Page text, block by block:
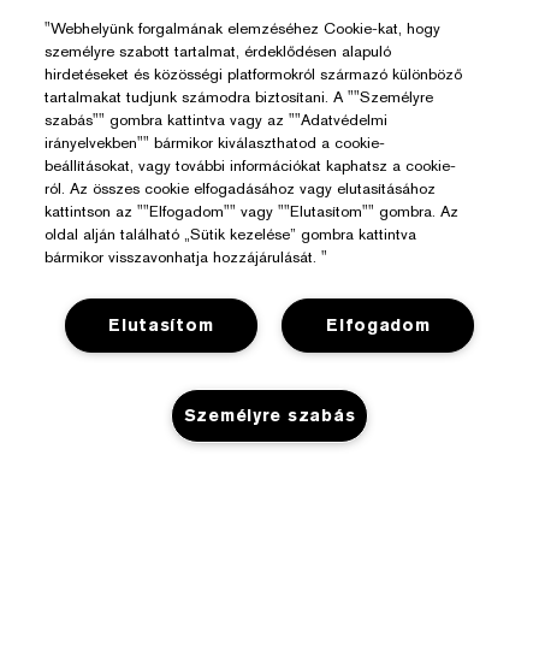
Segítségre Van Szükséged?
Rendelés Nyomon Követése
"Webhelyünk forgalmának elemzéséhez Cookie-kat, hogy
személyre szabott tartalmat, érdeklődésen alapuló
hirdetéseket és közösségi platformokról származó különböző
tartalmakat tudjunk számodra biztosítani. A ""Személyre
szabás"" gombra kattintva vagy az ""Adatvédelmi
irányelvekben"" bármikor kiválaszthatod a cookie-
beállításokat, vagy további információkat kaphatsz a cookie-
ról. Az összes cookie elfogadásához vagy elutasításához
kattintson az ""Elfogadom"" vagy ""Elutasítom"" gombra. Az
oldal alján található „Sütik kezelése” gombra kattintva
bármikor visszavonhatja hozzájárulását. "
Elfogadom
Elutasítom
Személyre szabás